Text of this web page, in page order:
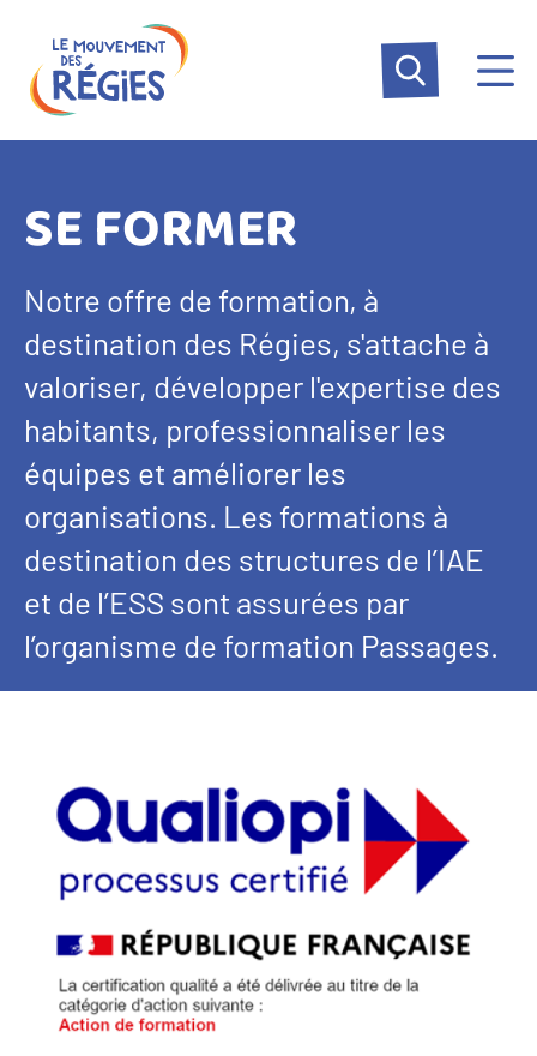
contenu
principal
SE FORMER
Notre offre de formation, à
destination des Régies, s'attache à
valoriser, développer l'expertise des
habitants, professionnaliser les
équipes et améliorer les
organisations. Les formations à
destination des structures de l’IAE
et de l’ESS sont assurées par
l’organisme de formation Passages.